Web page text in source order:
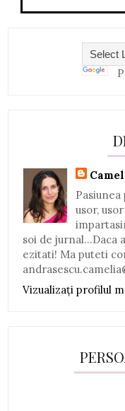
usor,
soi de jurnal...Daca
ezitati! Ma puteti
Vizualizați profilul